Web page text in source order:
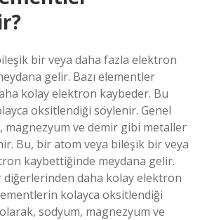
bir veya daha fazla elektron
gelir. Bazı elementler
kolay elektron kaybeder. Bu
oksitlendiği söylenir. Genel
magnezyum ve demir gibi metaller
Bu, bir atom veya bileşik bir veya
kaybettiğinde meydana gelir.
diğerlerinden daha kolay elektron
kolayca oksitlendiği
sodyum, magnezyum ve